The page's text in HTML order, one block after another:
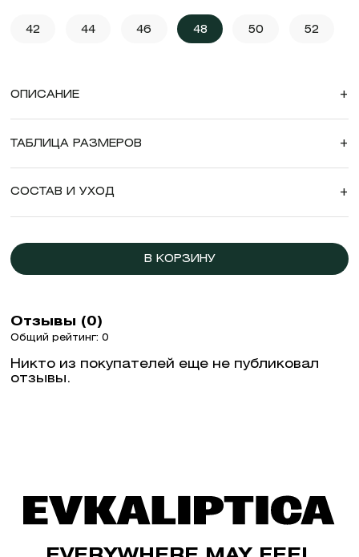
42 44 46 48 50 52
ОПИСАНИЕ +
ТАБЛИЦА РАЗМЕРОВ +
СОСТАВ И УХОД +
В КОРЗИНУ
Отзывы (0)
Общий рейтинг: 0
Никто из покупателей еще не публиковал
отзывы.